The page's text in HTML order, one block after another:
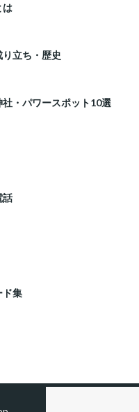
は
立ち・歴史
・パワースポット10選
話
ド集